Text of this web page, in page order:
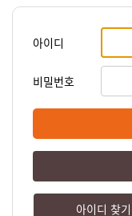
아이디
비밀번호
아이디 찾기